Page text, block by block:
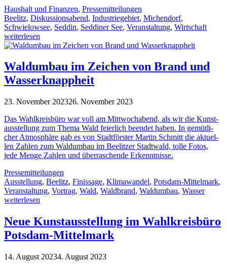
Haushalt und Finanzen, Pressemitteilungen
Beelitz, Diskussionsabend, Industriegebiet, Michendorf,
Schwielowsee, Seddin, Seddiner See, Veranstaltung, Wirtschaft
weiterlesen
Waldumbau im Zeichen von Brand und
Wasserknappheit
23. November 202326. November 2023
Das Wahl­kreis­büro war voll am Mitt­woch­abend, als wir die Kunst­
aus­stel­lung zum Thema Wald fei­er­lich been­det haben. In gemüt­li­
cher Atmo­sphäre gab es von Stadt­förs­ter Mar­tin Schmitt die aktu­el­
len Zah­len zum Wald­um­bau im Beelit­zer Stadt­wald, tolle Fotos,
jede Menge Zah­len und über­ra­schende Erkenntnisse.
Pressemitteilungen
Ausstellung, Beelitz, Finissage, Klimawandel, Potsdam-Mittelmark,
Veranstaltung, Vortrag, Wald, Waldbrand, Waldumbau, Wasser
weiterlesen
Neue Kunstausstellung im Wahlkreisbüro
Potsdam-Mittelmark
14. August 20234. August 2023